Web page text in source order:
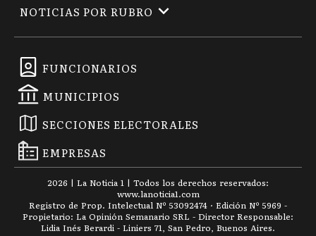
FUNCIONARIOS
MUNICIPIOS
SECCIONES ELECTORALES
EMPRESAS
NOTICIAS POR RUBRO
2026 | La Noticia 1 | Todos los derechos reservados:
www.lanoticia1.com
Registro de Prop. Intelectual Nº 53092474 · Edición Nº 5969 -
Propietario: La Opinión Semanario SRL - Director Responsable:
Lidia Inés Berardi - Liniers 71, San Pedro, Buenos Aires.